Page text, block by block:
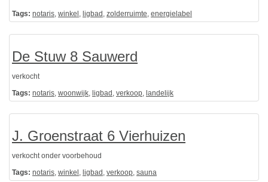
Tags: notaris, winkel , ligbad , zolderruimte, energielabel
De Stuw 8 Sauwerd
verkocht
Tags: notaris, woonwijk, ligbad , verkoop, landelijk
J. Groenstraat 6 Vierhuizen
verkocht onder voorbehoud
Tags: notaris, winkel , ligbad , verkoop, sauna